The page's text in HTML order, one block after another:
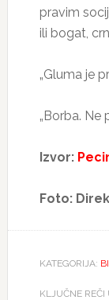
pravim
ili bogat,
„Gluma je
„Borba. Ne
Izvor:
Foto:
KATEGORIJA:
KLJUČNE REČI